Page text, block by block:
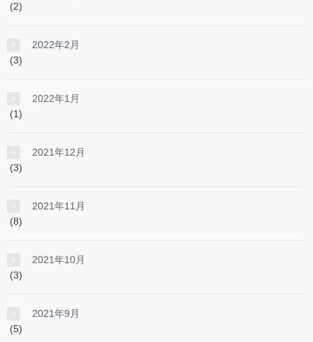
(2)
2022年2月
(3)
2022年1月
(1)
2021年12月
(3)
2021年11月
(8)
2021年10月
(3)
2021年9月
(5)